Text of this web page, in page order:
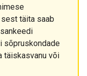
täita saab
sõpruskondade
täiskasvanu või